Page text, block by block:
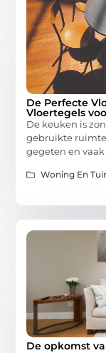
De Perfecte
Vloertegels
De keuken is
gebruikte
gegeten en
Woning En
De opkomst